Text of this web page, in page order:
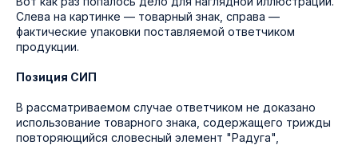
Слева на картинке — товарный знак, справа —
фактические упаковки поставляемой ответчиком
продукции.
Позиция СИП
В рассматриваемом случае ответчиком не доказано
использование товарного знака, содержащего трижды
повторяющийся словесный элемент "Радуга",